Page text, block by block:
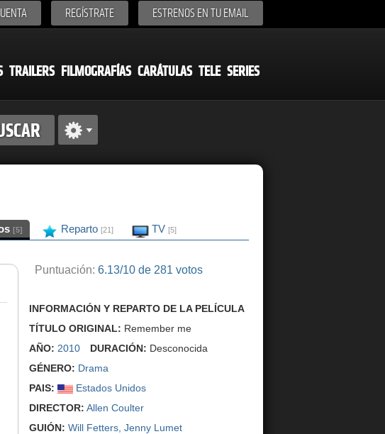
REGÍSTRATE ESTRENOS EN TU EMAIL
TRAILERS FILMOGRAFÍAS CARÁTULAS TELE SERIES
[5] Reparto [21] TV [5]
Puntuación: 6.13/10 de 281 votos
INFORMACIÓN Y REPARTO DE LA PELÍCULA
TÍTULO ORIGINAL: Remember me
AÑO: 2010 DURACIÓN: Desconocida
GÉNERO: Drama
PAIS:
Estados Unidos
DIRECTOR: Allen Coulter
GUIÓN: Will Fetters Jenny Lumet